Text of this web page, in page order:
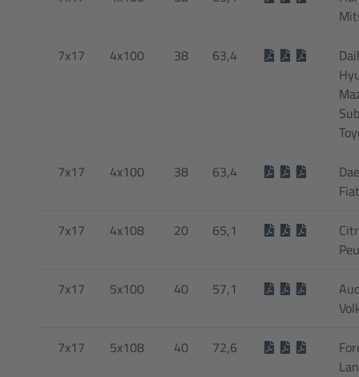
7x17 4x100 38 63,4
7x17 4x100 38 63,4
7x17 4x108 20 65,1
7x17 5x100 40 57,1
7x17 5x108 40 72,6